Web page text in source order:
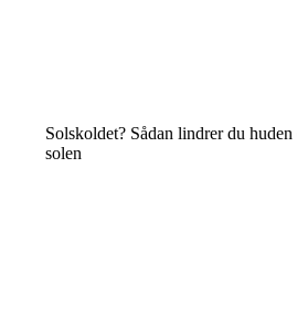
Solskoldet? Sådan lindrer du huden
solen